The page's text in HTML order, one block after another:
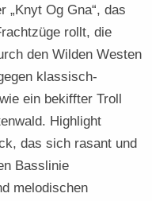
„Knyt Og Gna“, das
rollt, die
den Wilden Westen
klassisch-
ein bekiffter Troll
Highlight
das sich rasant und
Basslinie
melodischen